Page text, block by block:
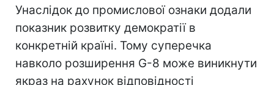
Унаслідок до промислової ознаки додали
показник розвитку демократії в
конкретній країні. Тому суперечка
навколо розширення G-8 може виникнути
якраз на рахунок відповідності